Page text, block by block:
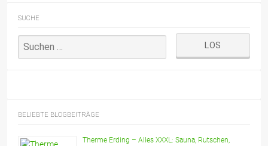
SUCHE
BELIEBTE BLOGBEITRÄGE
Therme Erding – Alles XXXL: Sauna, Rutschen,